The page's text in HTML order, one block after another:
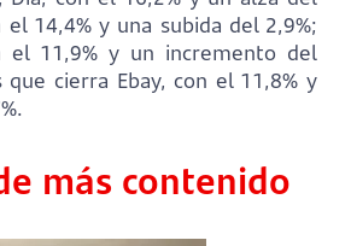
el 14,4% y una subida del 2,9%;
el 11,9% y un incremento del
que cierra Ebay, con el 11,8% y
más contenido